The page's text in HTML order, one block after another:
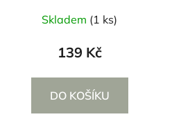
Skladem (1 ks)
139 Kč
DO KOŠÍKU